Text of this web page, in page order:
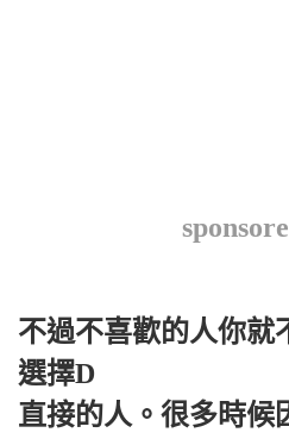
不過不喜歡的人你就
選擇D
直接的人。很多時候